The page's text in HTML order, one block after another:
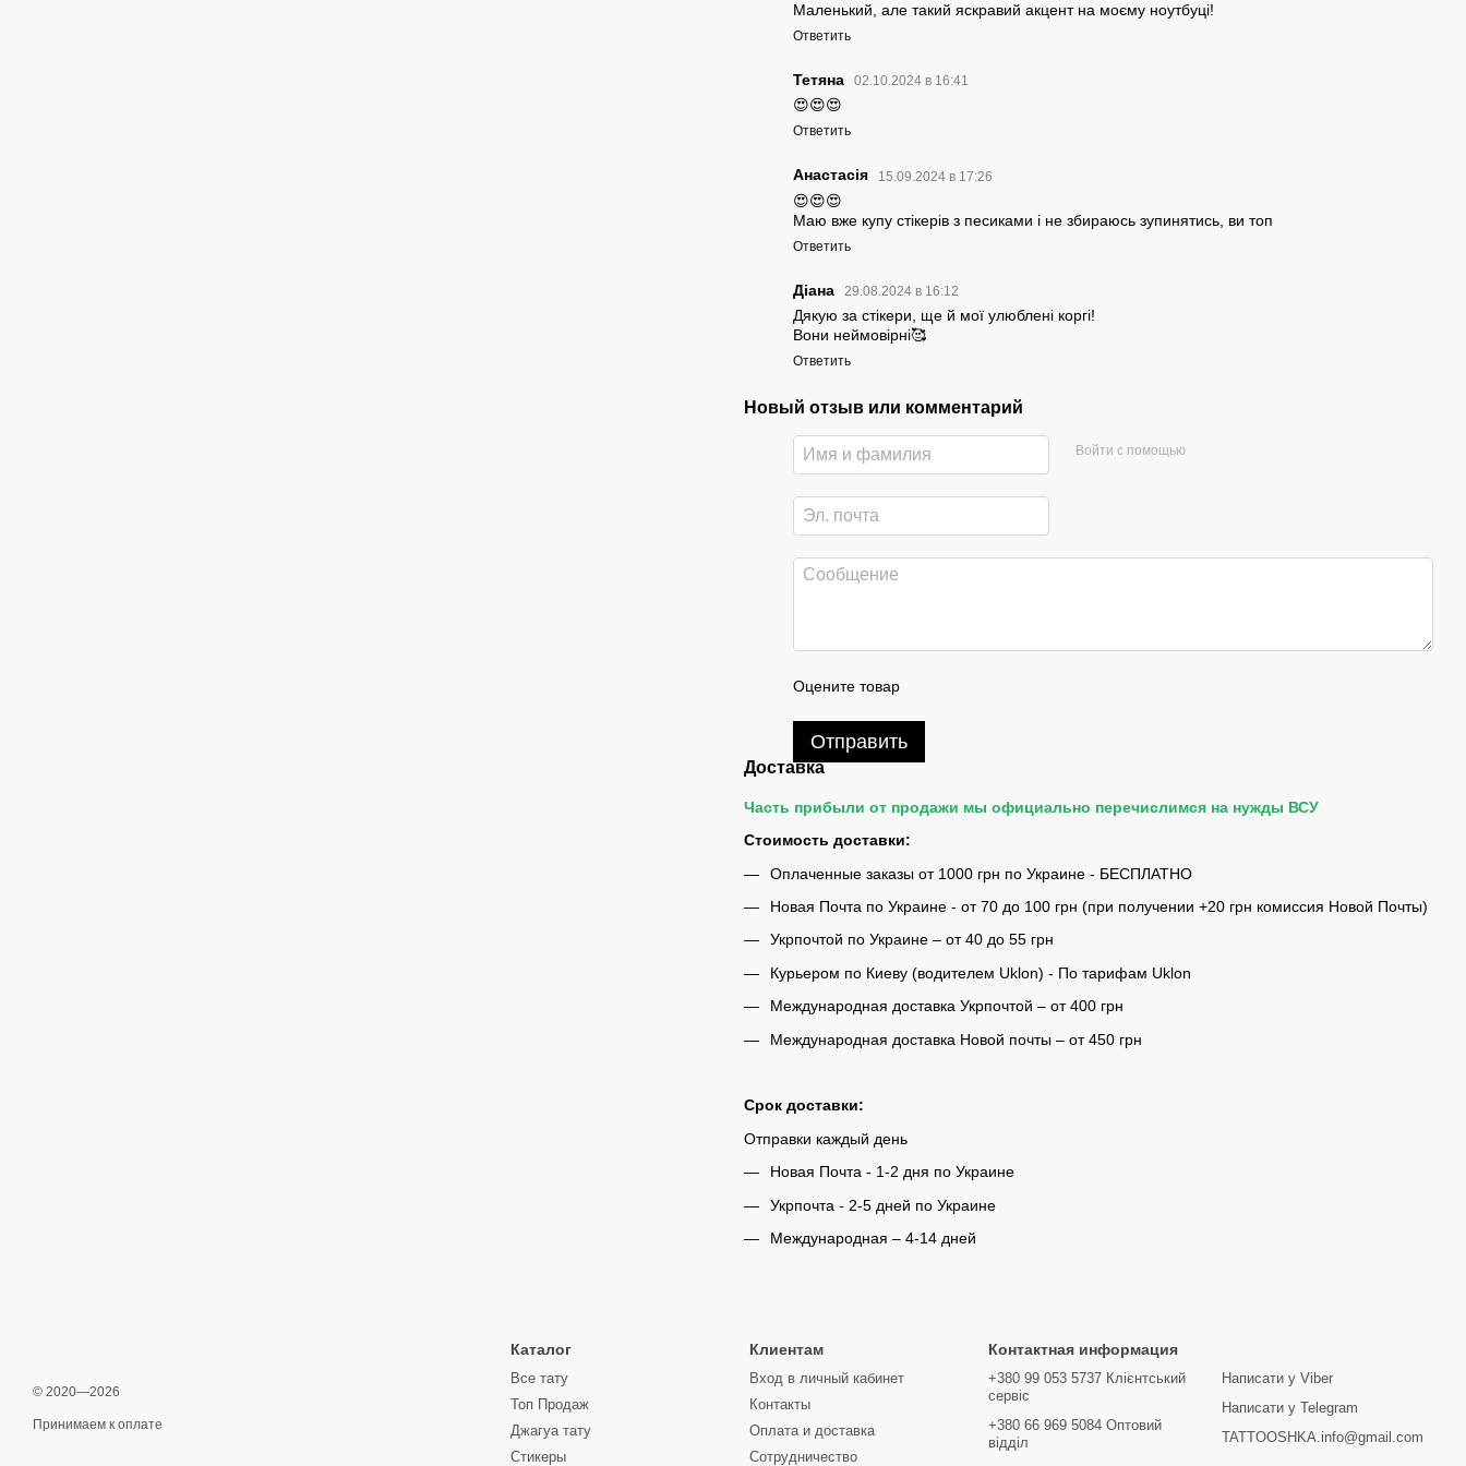
Маленький, але такий яскравий акцент на моєму ноутбуці!
Ответить
Тетяна 02.10.2024 в 16:41
😍😍😍
Ответить
Анастасія 15.09.2024 в 17:26
😍😍😍
Маю вже купу стікерів з песиками і не збираюсь зупинятись, ви топ
Ответить
Діана 29.08.2024 в 16:12
Дякую за стікери, ще й мої улюблені коргі!
Вони неймовірні🥰
Ответить
Новый отзыв или комментарий
Войти с помощью
Оцените товар
Отправить
Доставка
Часть прибыли от продажи мы официально перечислимся на нужды ВСУ
Стоимость доставки:
Оплаченные заказы от 1000 грн по Украине - БЕСПЛАТНО
Новая Почта по Украине - от 70 до 100 грн (при получении +20 грн комиссия Новой Почты)
Укрпочтой по Украине – от 40 до 55 грн
Курьером по Киеву (водителем Uklon) - По тарифам Uklon
Международная доставка Укрпочтой – от 400 грн
Международная доставка Новой почты – от 450 грн
Срок доставки:
Отправки каждый день
Новая Почта - 1-2 дня по Украине
Укрпочта - 2-5 дней по Украине
Международная – 4-14 дней
© 2020—2026
Принимаем к оплате
Каталог
Все тату
Топ Продаж
Джагуа тату
Стикеры
Клиентам
Вход в личный кабинет
Контакты
Оплата и доставка
Сотрудничество
Контактная информация
+380 99 053 5737 Клієнтський
сервіс
+380 66 969 5084 Оптовий
відділ
Написати у Viber
Написати у Telegram
TATTOOSHKA.info@gmail.com